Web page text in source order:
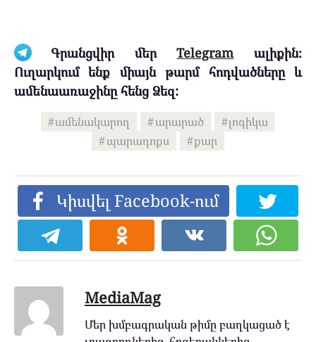
Գրանցվիր մերTelegramալիքին։
Ուղարկում ենք միայն թարմ հոդվածները և
ամենաառաջինը հենց Ձեզ:
ամենակարող արարած
լոգիկա
պարադոքս
քար
Կիսվել Facebook-ում
MediaMag
Մեր խմբագրական թիմը բաղկացած է